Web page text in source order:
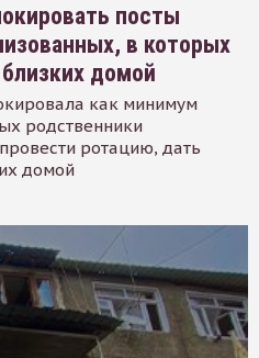
посты
в которых
домой
как минимум
родственники
ротацию, дать
домой